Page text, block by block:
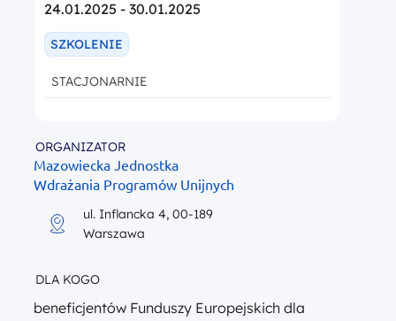
DLA KOGO
beneficjentów Funduszy Europejskich dla
24.01.2025 - 30.01.2025
SZKOLENIE
STACJONARNIE
ORGANIZATOR
Mazowiecka Jednostka
Wdrażania Programów Unijnych
ul. Inflancka 4, 00-189
Warszawa